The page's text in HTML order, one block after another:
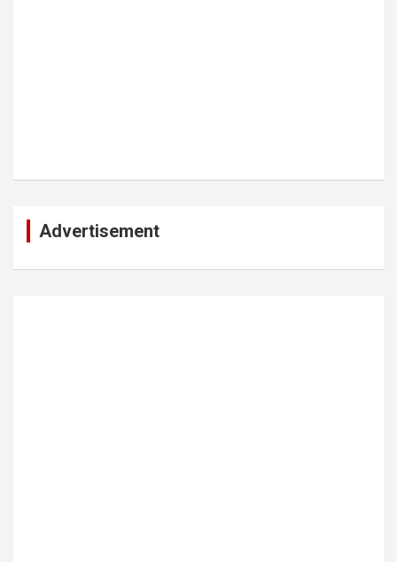
Advertisement